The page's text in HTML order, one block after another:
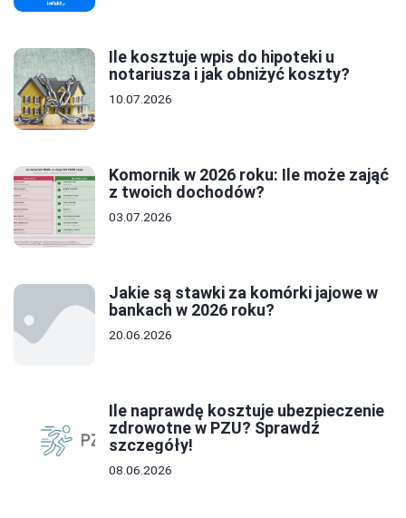
Ile kosztuje wpis do hipoteki u
notariusza i jak obniżyć koszty?
10.07.2026
Komornik w 2026 roku: Ile może zająć
z twoich dochodów?
03.07.2026
Jakie są stawki za komórki jajowe w
bankach w 2026 roku?
20.06.2026
Ile naprawdę kosztuje ubezpieczenie
zdrowotne w PZU? Sprawdź
szczegóły!
08.06.2026